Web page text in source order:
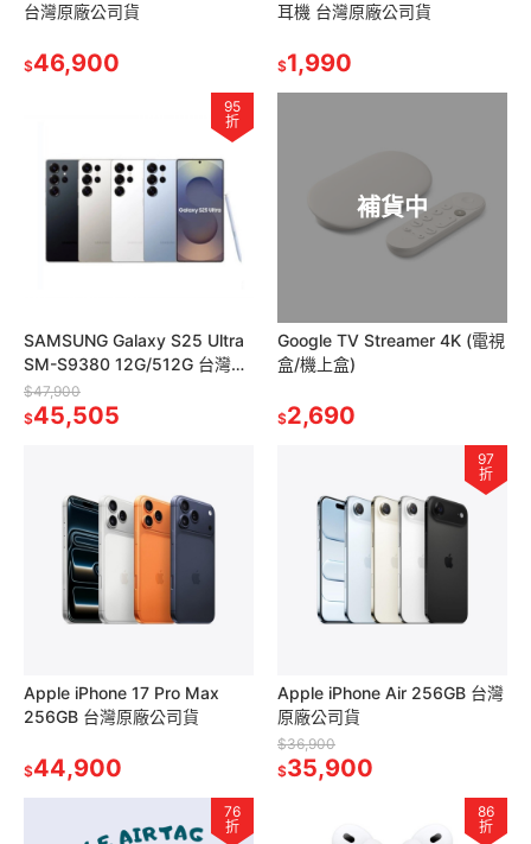
台灣原廠公司貨
$46,900
耳機 台灣原廠公司貨
$1,990
95
折
SAMSUNG Galaxy S25 Ultra
SM-S9380 12G/512G 台灣原
廠公司貨
$47,900
$45,505
補貨中
Google TV Streamer 4K (電視
盒/機上盒)
$2,690
Apple iPhone 17 Pro Max
256GB 台灣原廠公司貨
$44,900
97
折
Apple iPhone Air 256GB 台灣
原廠公司貨
$36,900
$35,900
76
折
86
折